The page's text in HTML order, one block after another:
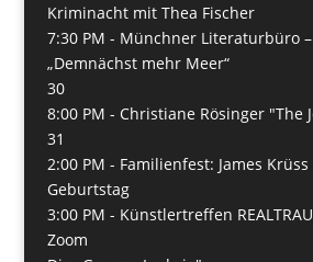
Kriminacht mit Thea Fischer
7:30 PM - Münchner Literaturbüro
„Demnächst mehr Meer“
30
8:00 PM - Christiane Rösinger "The
31
2:00 PM - Familienfest: James
Geburtstag
3:00 PM - Künstlertreffen
Zoom